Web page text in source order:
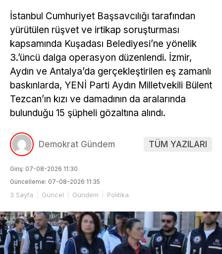
İstanbul Cumhuriyet Başsavcılığı tarafından
yürütülen rüşvet ve irtikap soruşturması
kapsamında Kuşadası Belediyesi’ne yönelik
3.’üncü dalga operasyon düzenlendi. İzmir,
Aydın ve Antalya’da gerçekleştirilen eş zamanlı
baskınlarda, YENİ Parti Aydın Milletvekili Bülent
Tezcan’ın kızı ve damadının da aralarında
bulunduğu 15 şüpheli gözaltına alındı.
Demokrat Gündem TÜM YAZILARI
Giriş: 07-08-2026 11:30
Güncelleme: 07-08-2026 11:35
3.Sayfa Güncel Gündem Politika